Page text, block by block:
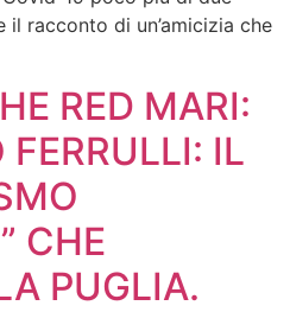
il racconto di un’amicizia che
RED MARI:
FERRULLI: IL
CHE
PUGLIA.